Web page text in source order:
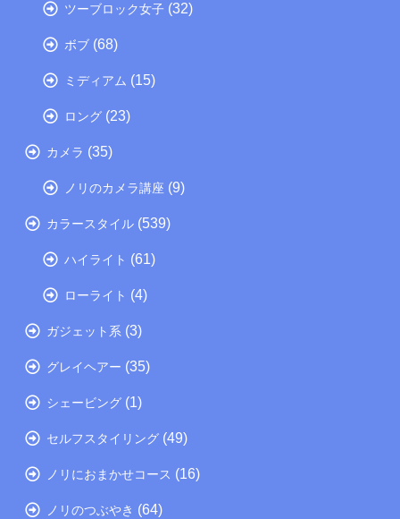
ツーブロック女子 (32)
ボブ (68)
ミディアム (15)
ロング (23)
カメラ (35)
ノリのカメラ講座 (9)
カラースタイル (539)
ハイライト (61)
ローライト (4)
ガジェット系 (3)
グレイヘアー (35)
シェービング (1)
セルフスタイリング (49)
ノリにおまかせコース (16)
ノリのつぶやき (64)